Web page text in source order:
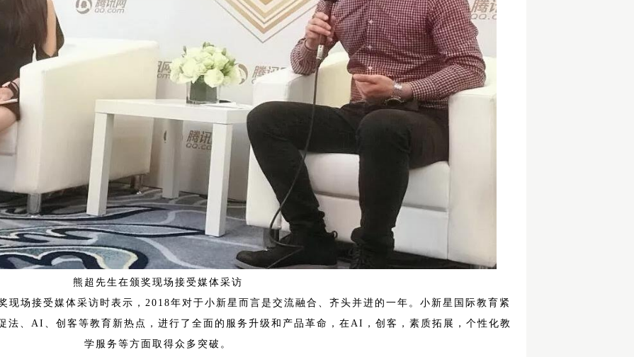
熊超先生在颁奖现场接受媒体采访
现场接受媒体采访时表示，2018年对于小新星而言是交流融合、齐头并进的一年。小新星国际教育紧
法、AI、创客等教育新热点，进行了全面的服务升级和产品革命，在AI，创客，素质拓展，个性化教
学服务等方面取得众多突破。